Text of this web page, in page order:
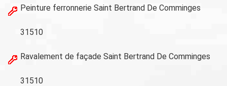
Peinture ferronnerie Saint Bertrand De Comminges
31510
Ravalement de façade Saint Bertrand De Comminges
31510